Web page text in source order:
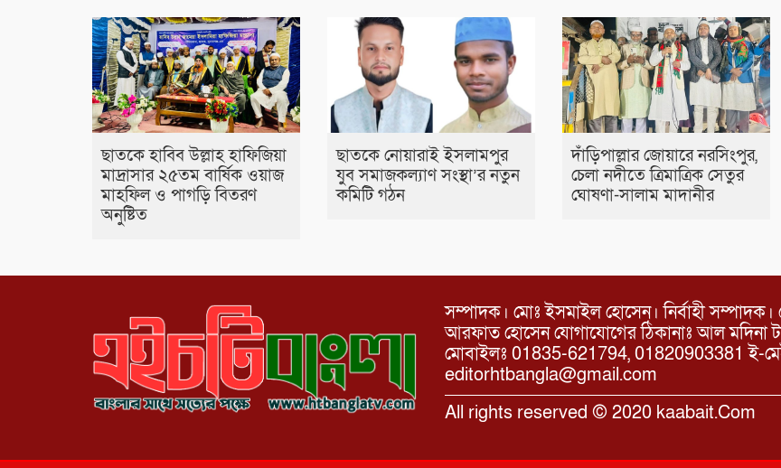
ছাতকে হাবিব উল্লাহ হাফিজিয়া
মাদ্রাসার ২৫তম বার্ষিক ওয়াজ
মাহফিল ও পাগড়ি বিতরণ
অনুষ্টিত
ছাতকে নোয়ারাই ইসলামপুর
যুব সমাজকল্যাণ সংস্থা’র নতুন
কমিটি গঠন
দাঁড়িপাল্লার জোয়ারে নরসিংপুর,
চেলা নদীতে ত্রিমাত্রিক সেতুর
ঘোষণা-সালাম মাদানীর
সম্পাদক। মোঃ ইসমাইল হোসেন। নির্বাহী
আরফাত হোসেন যোগাযোগের ঠিকানাঃ আল মদিনা
মোবাইলঃ 01835-621794, 01820903381 ই-
editorhtbangla@gmail.com
All rights reserved © 2020 kaabait.Com